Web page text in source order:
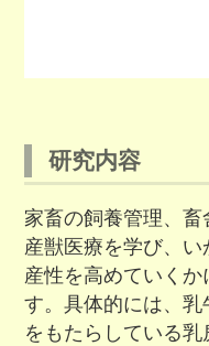
研究内容
家畜の飼養管理、
産獣医療を学び、
産性を高めていくか
す。具体的には、
をもたらしている